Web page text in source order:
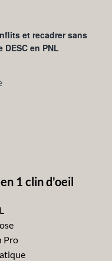
et recadrer sans
en PNL
1 clin d'oeil
Pro